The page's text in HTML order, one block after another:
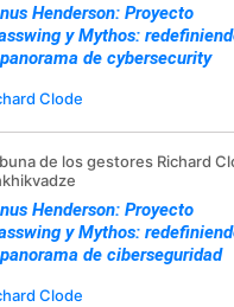
Henderson: Proyecto
y Mythos:
de cybersecurity
Clode
de los gestores Richard
Henderson: Proyecto
y Mythos:
de ciberseguridad
Clode